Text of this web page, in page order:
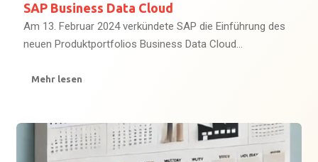
SAP Business Data Cloud
Am 13. Februar 2024 verkündete SAP die Einführung des
neuen Produktportfolios Business Data Cloud...
Mehr lesen